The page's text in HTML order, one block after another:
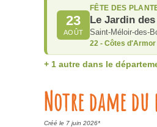
Notre dame
23
AOÛT
FÊTE DES
Le Jardin
Saint-Méloir-des-
22 - Côtes d'Armor
+ 1 autre dans le
Créé le 7 juin 2026*